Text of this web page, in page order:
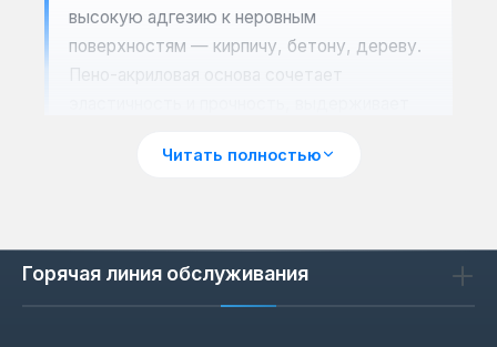
высокую адгезию к неровным
поверхностям — кирпичу, бетону, дереву.
Пено-акриловая основа сочетает
Полипропиленовая основа — жёсткая,
нитями, что делает её устойчивой к
разрыву — подходит для ремонта и
монтажа на изогнутых поверхностях.
Читать полностью
Горячая линия обслуживания